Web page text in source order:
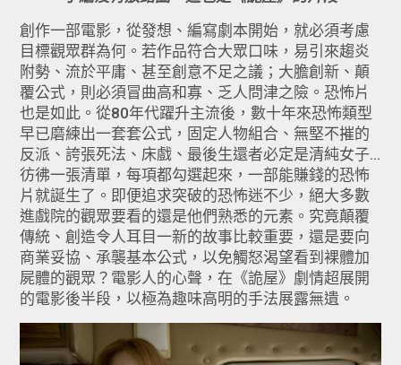
創作一部電影，從發想、編寫劇本開始，就必須考慮
目標觀眾群為何。若作品符合大眾口味，易引來趨炎
附勢、流於平庸、甚至創意不足之議；大膽創新、顛
覆公式，則必須冒曲高和寡、乏人問津之險。恐怖片
也是如此。從80年代躍升主流後，數十年來恐怖類型
早已磨練出一套套公式，固定人物組合、無堅不摧的
反派、誇張死法、床戲、最後生還者必定是清純女子...
彷彿一張清單，每項都勾選起來，一部能賺錢的恐怖
片就誕生了。即便追求突破的恐怖迷不少，絕大多數
進戲院的觀眾要看的還是他們熟悉的元素。究竟顛覆
傳統、創造令人耳目一新的故事比較重要，還是要向
商業妥協、承襲基本公式，以免觸怒渴望看到裸體加
屍體的觀眾？電影人的心聲，在《詭屋》劇情超展開
的電影後半段，以極為趣味高明的手法展露無遺。